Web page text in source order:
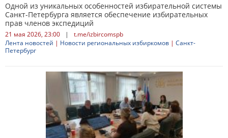
Одной из уникальных особенностей избирательной системы
Санкт-Петербурга является обеспечение избирательных
прав членов экспедиций
21 мая 2026, 23:00 |
t.me/izbircomspb
Лента новостей | Новости региональных избиркомов | Санкт-
Петербург